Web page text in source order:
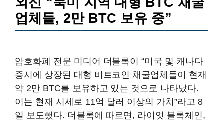
업체들, 2만 BTC 보유 중”
암호화폐 전문 미디어 더블록이 “미국 및 캐나다
증시에 상장된 대형 비트코인 채굴업체들이 현재
약 2만 BTC를 보유하고 있는 것으로 나타났다.
이는 현재 시세로 11억 달러 이상의 가치”라고 8
일 보도했다. 더블록에 따르면, 라이엇 블록체인,